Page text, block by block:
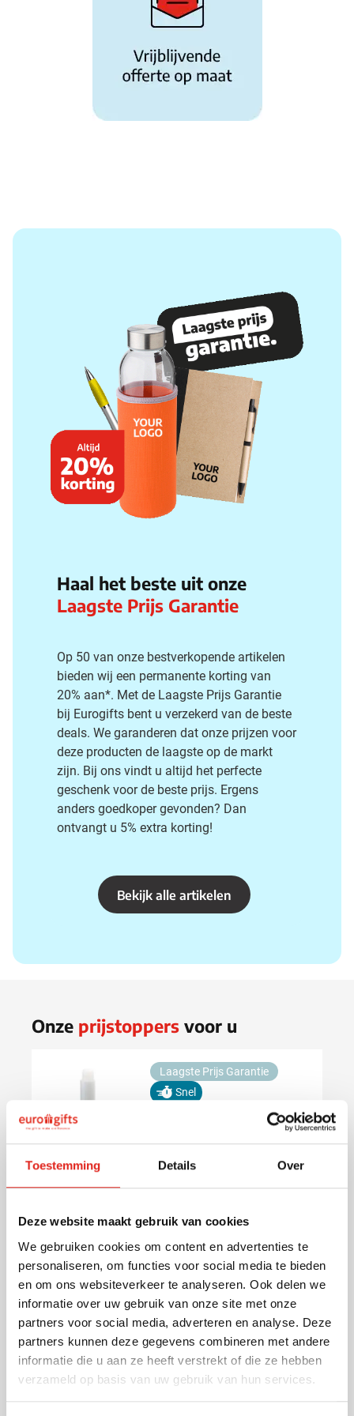
Toestemming Details Over
Deze website maakt gebruik van cookies
We gebruiken cookies om content en advertenties te
personaliseren, om functies voor social media te bieden
en om ons websiteverkeer te analyseren. Ook delen we
informatie over uw gebruik van onze site met onze
partners voor social media, adverteren en analyse. Deze
partners kunnen deze gegevens combineren met andere
informatie die u aan ze heeft verstrekt of die ze hebben
verzameld op basis van uw gebruik van hun services.
Haal het beste uit onze
Laagste Prijs Garantie
Op 50 van onze bestverkopende artikelen
bieden wij een permanente korting van
20% aan*. Met de Laagste Prijs Garantie
bij Eurogifts bent u verzekerd van de beste
deals. We garanderen dat onze prijzen voor
deze producten de laagste op de markt
zijn. Bij ons vindt u altijd het perfecte
geschenk voor de beste prijs. Ergens
anders goedkoper gevonden? Dan
ontvangt u 5% extra korting!
Bekijk alle artikelen
Onze prijstoppers voor u
001024002
vanaf 0,29 0,24
Laagste Prijs Garantie
Snel
Lippenbalsem Lipcare |
Bedrukken vanaf 120 stuks
Levering vanaf13 augustus
Bekijk
001024004005006
+5
Laagste Prijs Garantie
Snel
Balpen Cardiff White |
Gerecycleerd | Gekleurde
soft grip
Bedrukken vanaf 250 stuks
Levering vanaf13 augustus